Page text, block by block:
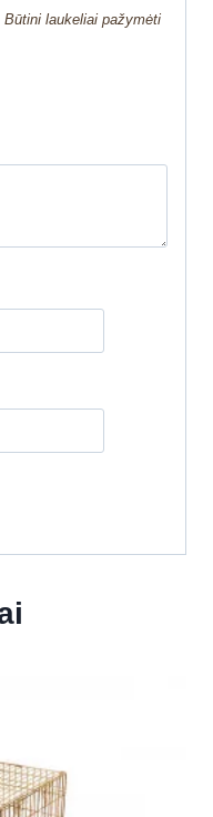
Būtini laukeliai pažymėti